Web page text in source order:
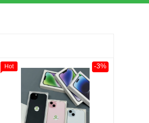
Giảm 100.000đ
Khách Hàng
Tặng
-3%
Hot